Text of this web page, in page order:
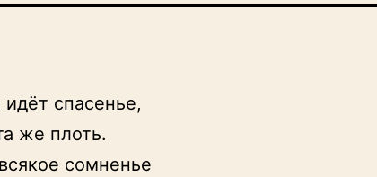
идёт спасенье,
же плоть.
сомненье